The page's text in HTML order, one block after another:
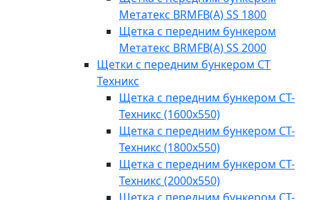
Метатекс BRMFB(A) SS 1800
Щетка с передним бункером
Метатекс BRMFB(A) SS 2000
Щетки с передним бункером СТ
Техникс
Щетка с передним бункером СТ-
Техникс (1600x550)
Щетка с передним бункером СТ-
Техникс (1800x550)
Щетка с передним бункером СТ-
Техникс (2000x550)